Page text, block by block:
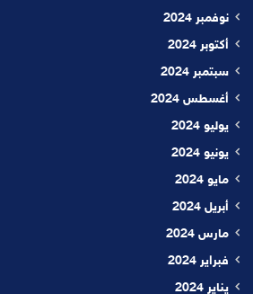
نوفمبر 2024
أكتوبر 2024
سبتمبر 2024
أغسطس 2024
يوليو 2024
يونيو 2024
مايو 2024
أبريل 2024
مارس 2024
فبراير 2024
يناير 2024